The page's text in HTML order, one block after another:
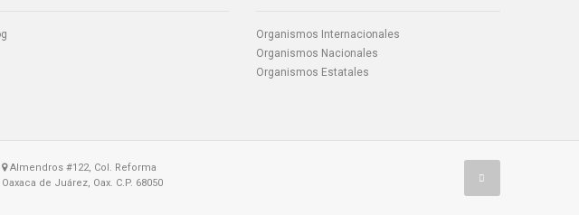
Organismos Internacionales
Organismos Nacionales
Organismos Estatales
Almendros #122, Col. Reforma
Oaxaca de Juárez, Oax. C.P. 68050